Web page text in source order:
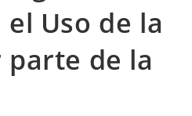
Uso de la
parte de la